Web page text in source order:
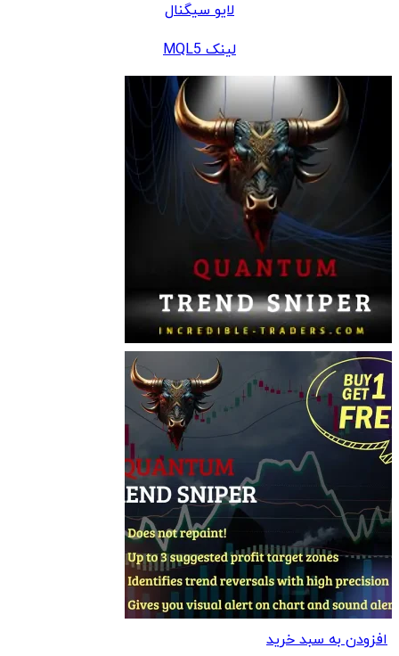
لایو سیگنال
لینک MQL5
افزودن به سبد خرید